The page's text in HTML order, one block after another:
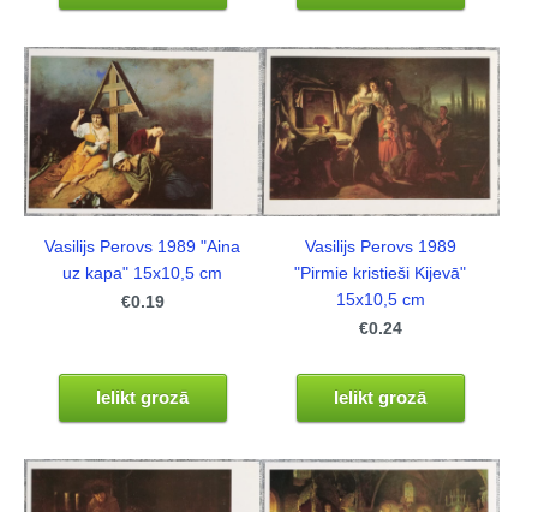
Vasilijs Perovs 1989 "Aina
uz kapa" 15x10,5 cm
€0.19
Ielikt grozā
Vasilijs Perovs 1989
"Pirmie kristieši Kijevā"
15x10,5 cm
€0.24
Ielikt grozā